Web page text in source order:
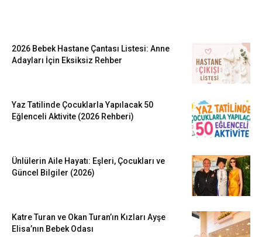
2026 Bebek Hastane Çantası Listesi: Anne
Adayları İçin Eksiksiz Rehber
Yaz Tatilinde Çocuklarla Yapılacak 50
Eğlenceli Aktivite (2026 Rehberi)
Ünlülerin Aile Hayatı: Eşleri, Çocukları ve
Güncel Bilgiler (2026)
Katre Turan ve Okan Turan’ın Kızları Ayşe
Elisa’nın Bebek Odası